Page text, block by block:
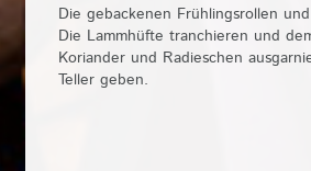
Die gebackenen Frühlingsrollen
Die Lammhüfte tranchieren und
Koriander und Radieschen
Teller geben.